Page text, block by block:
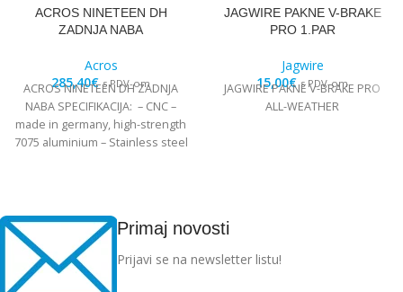
ACROS NINETEEN DH
ZADNJA NABA
Acros
285,40€ s PDV-om
ACROS NINETEEN DH ZADNJA
NABA SPECIFIKACIJA: – CNC –
made in germany, high-strength
7075 aluminium – Stainless steel
JAGWIRE PAKNE V-BRAKE
PRO 1.PAR
Jagwire
15,00€ s PDV-om
JAGWIRE PAKNE V-BRAKE PRO
ALL-WEATHER
Primaj novosti
Prijavi se na newsletter listu!